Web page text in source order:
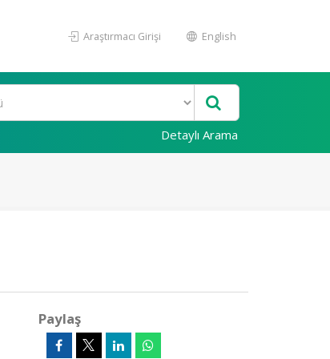
Araştırmacı Girişi English
Detaylı Arama
Paylaş